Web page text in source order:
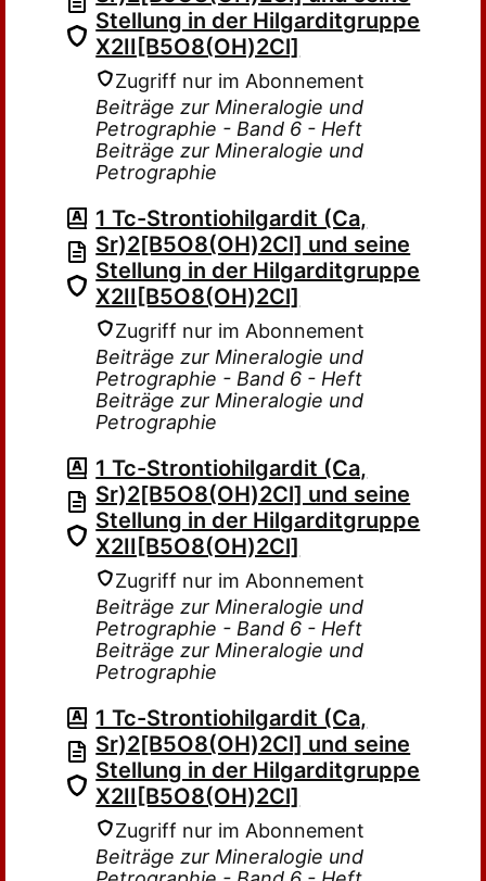
Stellung in der Hilgarditgruppe
X2II[B5O8(OH)2Cl]
Zugriff nur im Abonnement
Beiträge zur Mineralogie und
Petrographie - Band 6 - Heft
Beiträge zur Mineralogie und
Petrographie
1 Tc-Strontiohilgardit (Ca,
Sr)2[B5O8(OH)2Cl] und seine
Stellung in der Hilgarditgruppe
X2II[B5O8(OH)2Cl]
Zugriff nur im Abonnement
Beiträge zur Mineralogie und
Petrographie - Band 6 - Heft
Beiträge zur Mineralogie und
Petrographie
1 Tc-Strontiohilgardit (Ca,
Sr)2[B5O8(OH)2Cl] und seine
Stellung in der Hilgarditgruppe
X2II[B5O8(OH)2Cl]
Zugriff nur im Abonnement
Beiträge zur Mineralogie und
Petrographie - Band 6 - Heft
Beiträge zur Mineralogie und
Petrographie
1 Tc-Strontiohilgardit (Ca,
Sr)2[B5O8(OH)2Cl] und seine
Stellung in der Hilgarditgruppe
X2II[B5O8(OH)2Cl]
Zugriff nur im Abonnement
Beiträge zur Mineralogie und